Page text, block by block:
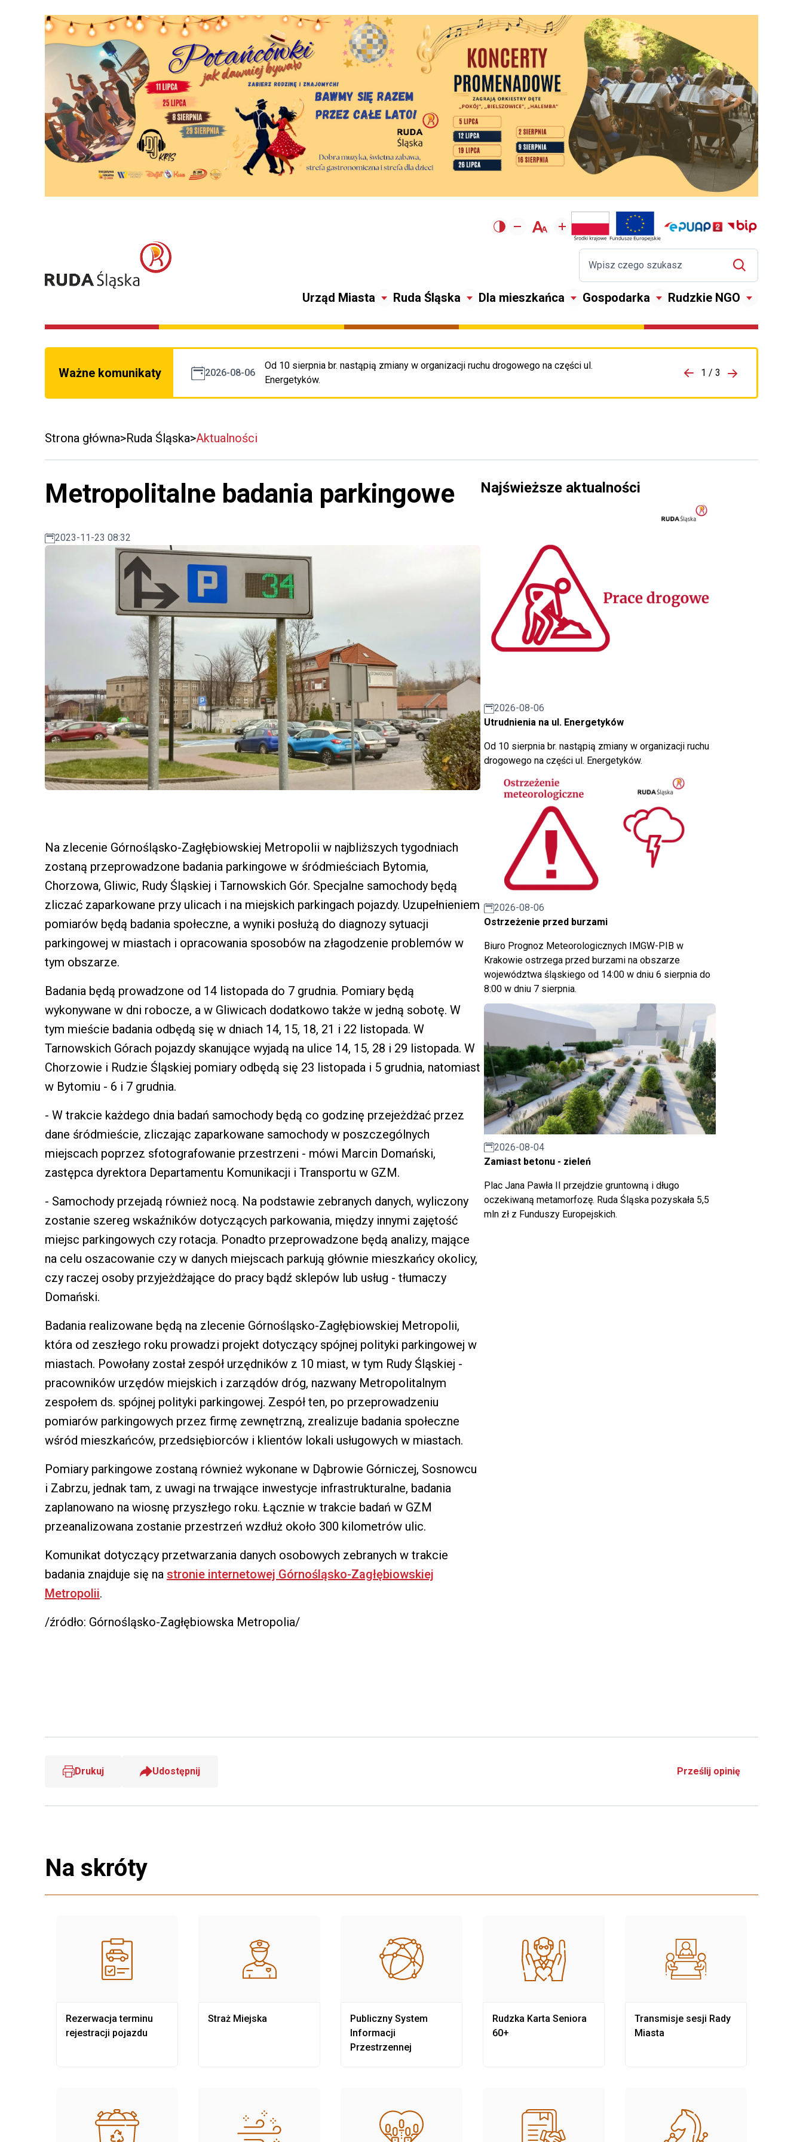
Urząd Miasta Ruda Śląska Dla mieszkańca Gospodarka Rudzkie NGO
Ważne komunikaty 2026-08-06
Od 10 sierpnia br. nastąpią zmiany w organizacji ruchu drogowego na części ul.
Energetyków.
Przejdź do porzpedniego komunikatu 1 / 3
Przejdź do
Strona główna Ruda Śląska Aktualności
Metropolitalne badania parkingowe
2023-11-23 08:32
Na zlecenie Górnośląsko-Zagłębiowskiej Metropolii w najbliższych tygodniach
zostaną przeprowadzone badania parkingowe w śródmieściach Bytomia,
Chorzowa, Gliwic, Rudy Śląskiej i Tarnowskich Gór. Specjalne samochody będą
zliczać zaparkowane przy ulicach i na miejskich parkingach pojazdy. Uzupełnieniem
pomiarów będą badania społeczne, a wyniki posłużą do diagnozy sytuacji
parkingowej w miastach i opracowania sposobów na złagodzenie problemów w
tym obszarze.
Badania będą prowadzone od 14 listopada do 7 grudnia. Pomiary będą
wykonywane w dni robocze, a w Gliwicach dodatkowo także w jedną sobotę. W
tym mieście badania odbędą się w dniach 14, 15, 18, 21 i 22 listopada. W
Tarnowskich Górach pojazdy skanujące wyjadą na ulice 14, 15, 28 i 29 listopada. W
Chorzowie i Rudzie Śląskiej pomiary odbędą się 23 listopada i 5 grudnia, natomiast
w Bytomiu - 6 i 7 grudnia.
- W trakcie każdego dnia badań samochody będą co godzinę przejeżdżać przez
dane śródmieście, zliczając zaparkowane samochody w poszczególnych
miejscach poprzez sfotografowanie przestrzeni - mówi Marcin Domański,
zastępca dyrektora Departamentu Komunikacji i Transportu w GZM.
- Samochody przejadą również nocą. Na podstawie zebranych danych, wyliczony
zostanie szereg wskaźników dotyczących parkowania, między innymi zajętość
miejsc parkingowych czy rotacja. Ponadto przeprowadzone będą analizy, mające
na celu oszacowanie czy w danych miejscach parkują głównie mieszkańcy okolicy,
czy raczej osoby przyjeżdżające do pracy bądź sklepów lub usług - tłumaczy
Domański.
Badania realizowane będą na zlecenie Górnośląsko-Zagłębiowskiej Metropolii,
która od zeszłego roku prowadzi projekt dotyczący spójnej polityki parkingowej w
miastach. Powołany został zespół urzędników z 10 miast, w tym Rudy Śląskiej -
pracowników urzędów miejskich i zarządów dróg, nazwany Metropolitalnym
zespołem ds. spójnej polityki parkingowej. Zespół ten, po przeprowadzeniu
pomiarów parkingowych przez firmę zewnętrzną, zrealizuje badania społeczne
wśród mieszkańców, przedsiębiorców i klientów lokali usługowych w miastach.
Pomiary parkingowe zostaną również wykonane w Dąbrowie Górniczej, Sosnowcu
i Zabrzu, jednak tam, z uwagi na trwające inwestycje infrastrukturalne, badania
zaplanowano na wiosnę przyszłego roku. Łącznie w trakcie badań w GZM
przeanalizowana zostanie przestrzeń wzdłuż około 300 kilometrów ulic.
Komunikat dotyczący przetwarzania danych osobowych zebranych w trakcie
badania znajduje się na stronie internetowej Górnośląsko-Zagłębiowskiej
Metropolii.
/źródło: Górnośląsko-Zagłębiowska Metropolia/
Najświeższe aktualności
2026-08-06
Utrudnienia na ul. Energetyków
Od 10 sierpnia br. nastąpią zmiany w organizacji ruchu
drogowego na części ul. Energetyków.
2026-08-06
Ostrzeżenie przed burzami
Biuro Prognoz Meteorologicznych IMGW-PIB w
Krakowie ostrzega przed burzami na obszarze
województwa śląskiego od 14:00 w dniu 6 sierpnia do
8:00 w dniu 7 sierpnia.
2026-08-04
Zamiast betonu - zieleń
Plac Jana Pawła II przejdzie gruntowną i długo
oczekiwaną metamorfozę. Ruda Śląska pozyskała 5,5
mln zł z Funduszy Europejskich.
Drukuj Udostępnij Prześlij opinię
Na skróty
Rezerwacja terminu
rejestracji pojazdu
Straż Miejska
Publiczny System
Informacji
Przestrzennej
Rudzka Karta Seniora
60+
Transmisje sesji Rady
Miasta